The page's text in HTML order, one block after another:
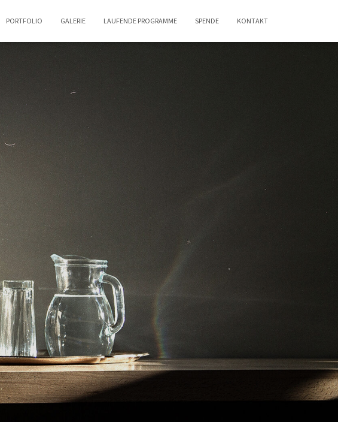
PORTFOLIO GALERIE LAUFENDE PROGRAMME SPENDE KONTAKT